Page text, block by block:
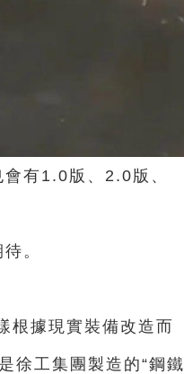
有1.0版、2.0版、
。
根據現實裝備改造而
徐工集團製造的“鋼鐵